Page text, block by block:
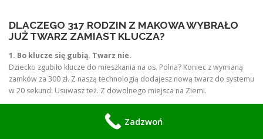
DLACZEGO 317 RODZIN Z MAKOWA WYBRAŁO
JUŻ TWARZ ZAMIAST KLUCZA?
1. Bo klucze się gubią. Twarz nie.
Dziecko zgubiło klucze do mieszkania na os. Polna? Koniec z wymianą
zamków za 300 zł. Z naszą technologią dodajesz nową twarz do systemu
w 20 sekund. Usuwasz też. Z dowolnego miejsca na Ziemi.
Wyjeżdżasz na weekend do Pułtuska? Dajesz sąsiadce tymczasowy
Zadzwoń